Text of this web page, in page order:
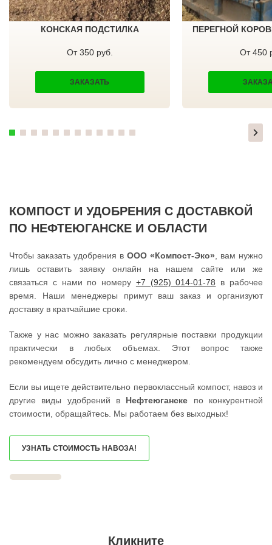
ТЕМПЫ
ТИШКОВО
ТОМИЛИНО
ТУПИКОВО
УЗУНОВО
ФИРСАНОВКА
ФОМИНСКОЕ
ЧЕРЕПОВО
ЧЕРКИЗОВО
ЧЕРНОГОЛОВКА
ЧЕРНОЕ
ЧЕХОВ
ШАТУРА
ШАТУРТОРФ
ШАХОВСКАЯ
ШЕРЕМЕТЬЕВСКИЙ
ШИШКИН ЛЕС
ЩЕРБИНКА
ЭЛЕКТРОГОРСК
ЭЛЕКТРОИЗОЛЯТОР
ЭЛЕКТРОСТАЛЬ
ЮПИТЕР
ЯКОВЛЕВСКОЕ
КРАСНОДАР
НОВОСИБИРСК
ВОРОНЕЖ
РОСТОВ
ЯСНЫЙ
ВЕРЕЩАГИНО
СЕМЕНОВ
БАЛАХНА
БИРОБИДЖАН
ШАРЫПОВО
ВАЛДАЙ
КУЙБЫШЕВ
РОСЛАВЛЬ
ЮЖНОУРАЛЬСК
ДЮРТЮЛИ
УЧАЛЫ
ВАЛУЙКИ
МОНЧЕГОРСК
БЕЛИНСКИЙ
ПОХВИСТНЕВО
РАССКАЗОВО
ЗЕЛЕНОГОРСК
ДМИТРОВСК
СКОПИН
ЗЕЛЕНОКУМСК
ЗУБЦОВ
ТАШТАГОЛ
КОНСКАЯ ПОДСТИЛКА
От 350 руб.
ЗАКАЗАТЬ
ПЕРЕГНОЙ
От 450
КОМПОСТ И УДОБРЕНИЯ С ДОСТАВКОЙ
ПО НЕФТЕЮГАНСКЕ И ОБЛАСТИ
Чтобы заказать удобрения в ООО «Компост-Эко», вам нужно
лишь оставить заявку онлайн на нашем сайте или же
связаться с нами по номеру +7 (925) 014-01-78 в рабочее
время. Наши менеджеры примут ваш заказ и организуют
доставку в кратчайшие сроки.
Также у нас можно заказать регулярные поставки продукции
практически в любых объемах. Этот вопрос также
рекомендуем обсудить лично с менеджером.
Если вы ищете действительно первоклассный компост, навоз и
другие виды удобрений в Нефтеюганске по конкурентной
стоимости, обращайтесь. Мы работаем без выходных!
УЗНАТЬ СТОИМОСТЬ НАВОЗА!
Кликните